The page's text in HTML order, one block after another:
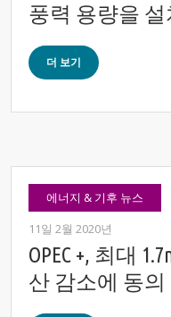
풍력 용량을
더 보기
에너지 & 기후 뉴스
11일 2월 2020년
OPEC +, 최대
산 감소에 동의